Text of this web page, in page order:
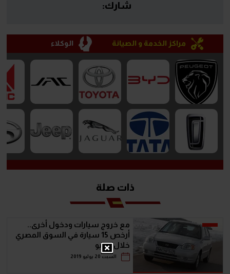
شارك:
مراكز الخدمة و الصيانة الوكلاء
ذات صلة
مع خروج سيارات ودخول أخرى..
أرخص 15 سيارة في السوق المصري
خلال يوليو
السبت 20 يوليو 2019